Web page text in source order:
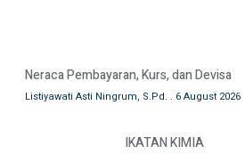
Neraca Pembayaran, Kurs, dan Devisa
Listiyawati Asti Ningrum, S.Pd. 6 August 2026
IKATAN KIMIA